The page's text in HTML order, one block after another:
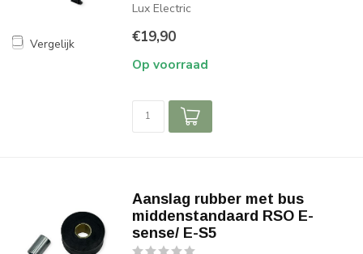
Vergelijk
Lux Electric
€19,90
Op voorraad
Aanslag rubber met bus
middenstandaard RSO E-
sense/ E-S5